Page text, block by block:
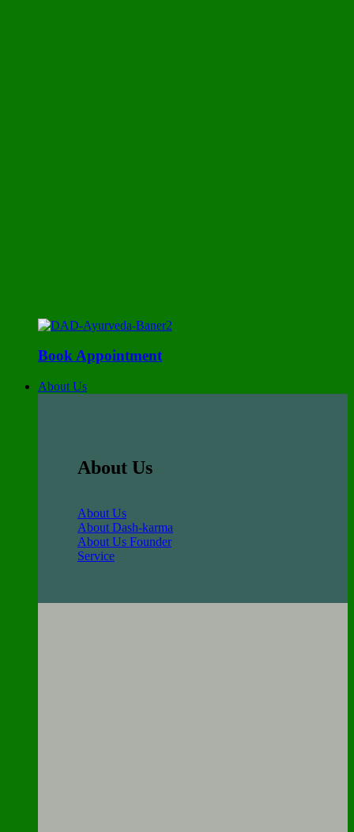
Book Appointment
About Us
About Us
About Us
About Dash-karma
About Us Founder
Service